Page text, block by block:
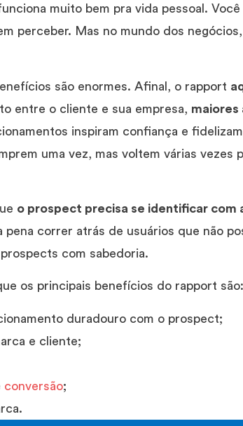
muito bem pra vida pessoal.
perceber. Mas no mundo dos
são enormes. Afinal, o rapport
entre o cliente e sua empresa, maiores
inspiram confiança e
uma vez, mas voltem várias vezes
o prospect precisa se identificar com
pena correr atrás de usuários que não
com sabedoria.
os principais benefícios do rapport são:
duradouro com o prospect;
e cliente;
conversão;